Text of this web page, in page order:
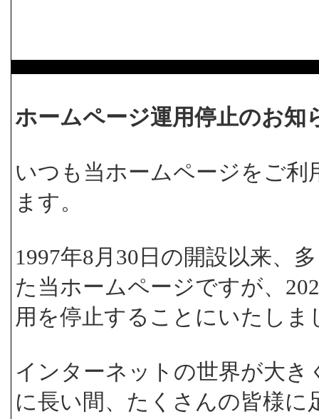
ホームページ運用停止のお知
いつも当ホームページをご
ます。
1997年8月30日の開設以来、
た当ホームページですが、
用を停止することにいたしま
インターネットの世界が大
に長い間、たくさんの皆様